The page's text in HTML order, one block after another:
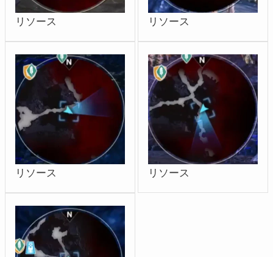
リソース リソース
リソース リソース